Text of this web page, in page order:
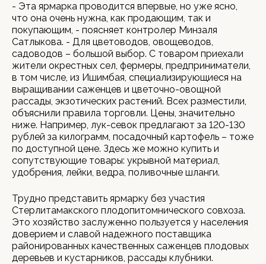
- Эта ярмарка проводится впервые, но уже ясно,
что она очень нужна, как продающим, так и
покупающим, - поясняет контролер Минзаля
Сатлыкова. - Для цветоводов, овощеводов,
садоводов – большой выбор. С товаром приехали
жители окрестных сел, фермеры, предприниматели,
в том числе, из Ишимбая, специализирующиеся на
выращивании саженцев и цветочно-овощной
рассады, экзотических растений. Всех разместили,
объяснили правила торговли. Цены, значительно
ниже. Например, лук-севок предлагают за 120-130
рублей за килограмм, посадочный картофель – тоже
по доступной цене. Здесь же можно купить и
сопутствующие товары: укрывной материал,
удобрения, лейки, ведра, поливочные шланги.
Трудно представить ярмарку без участия
Стерлитамакского плодопитомнического совхоза.
Это хозяйство заслуженно пользуется у населения
доверием и славой надежного поставщика
районированных качественных саженцев плодовых
деревьев и кустарников, рассады клубники.